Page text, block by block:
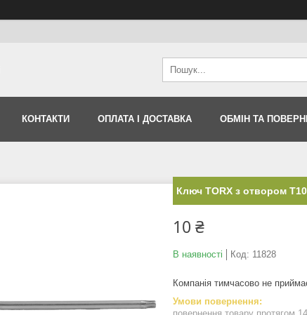
КОНТАКТИ ОПЛАТА І ДОСТАВКА ОБМІН ТА
Ключ TORX з отвором
10 ₴
В наявності Код: 11828
Компанія тимчасово не